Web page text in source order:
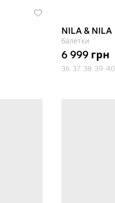
NILA & NILA
балетки
6 999 грн
36 37 38 39 40